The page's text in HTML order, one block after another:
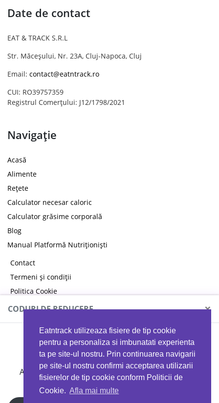
Eatntrack utilizeaza fisiere de tip cookie
pentru a personaliza si imbunatati experienta
ta pe site-ul nostru. Prin continuarea navigarii
pe site-ul nostru confirmi acceptarea utilizarii
fisierelor de tip cookie conform Politicii de
Cookie. Afla mai multe
Date de contact
EAT & TRACK S.R.L
Str. Măceșului, Nr. 23A, Cluj-Napoca, Cluj
Email: contact@eatntrack.ro
CUI: RO39757359
Registrul Comerțului: J12/1798/2021
Navigație
Acasă
Alimente
Rețete
Calculator necesar caloric
Calculator grăsime corporală
Blog
Manual Platformă Nutriționiști
Contact
Termeni și condiții
Politica Cookie
Politica de confidențialitate
CODURI DE REDUCERE ×
MYPROTEIN
Ai 40%reducere la orice comandă folosind codul
EATTRACK